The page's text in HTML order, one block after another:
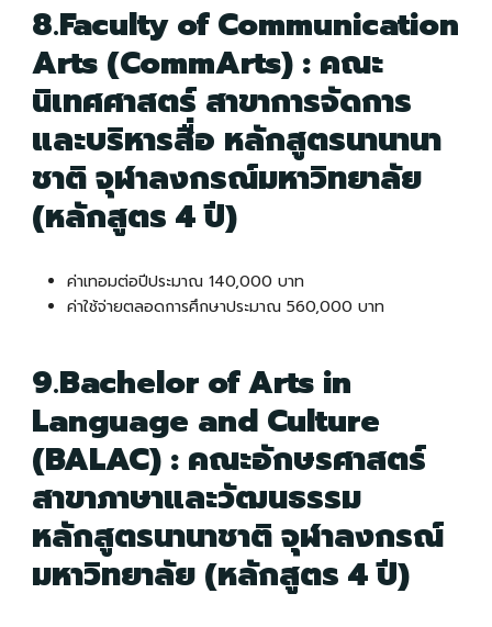
8.Faculty of Communication
Arts (CommArts) : คณะ
นิเทศศาสตร์ สาขาการจัดการ
และบริหารสื่อ หลักสูตรนานานา
ชาติ จุฬาลงกรณ์มหาวิทยาลัย
(หลักสูตร 4 ปี)
ค่าเทอมต่อปีประมาณ 140,000 บาท
ค่าใช้จ่ายตลอดการศึกษาประมาณ 560,000 บาท
9.Bachelor of Arts in
Language and Culture
(BALAC) : คณะอักษรศาสตร์
สาขาภาษาและวัฒนธรรม
หลักสูตรนานาชาติ จุฬาลงกรณ์
มหาวิทยาลัย (หลักสูตร 4 ปี)